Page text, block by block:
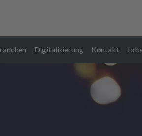
Digitalisierung Kontakt